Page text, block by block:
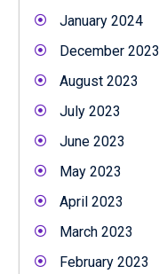
January 2024
December 2023
August 2023
July 2023
June 2023
May 2023
April 2023
March 2023
February 2023